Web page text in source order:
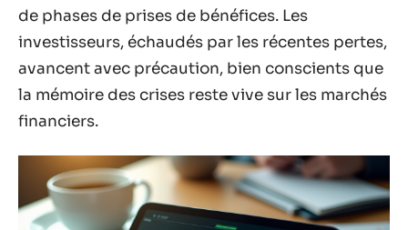
de phases de prises de bénéfices. Les
investisseurs, échaudés par les récentes pertes,
avancent avec précaution, bien conscients que
la mémoire des crises reste vive sur les marchés
financiers.